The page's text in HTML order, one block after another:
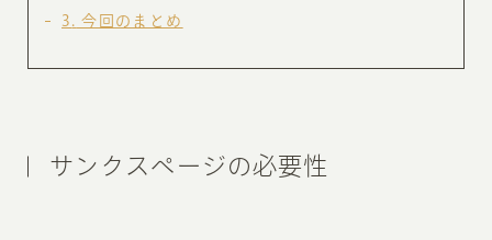
3 今回のまとめ
サンクスページの必要性